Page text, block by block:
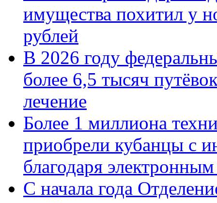
имущества похитил у
рублей
В 2026 году
более 6,5 тысяч
лечение
Более 1 миллиона
приобрели кубанцы с
благодаря
С начала года